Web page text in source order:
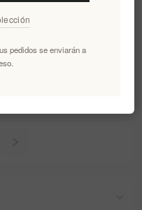
Un regalo único de Grecia en
una caja de regalo de madera.
pedidos se enviarán a